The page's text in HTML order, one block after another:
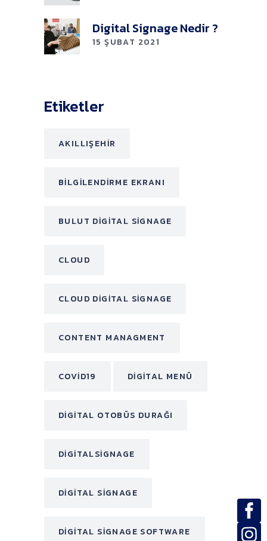
Digital Signage Nedir ?
15 ŞUBAT 2021
Etiketler
AKILLIŞEHIR
BILGILENDIRME EKRANI
BULUT DIGITAL SIGNAGE
CLOUD
CLOUD DIGITAL SIGNAGE
CONTENT MANAGMENT
COVID19 DIGITAL MENÜ
DIGITAL OTOBÜS DURAĞI
DIGITALSIGNAGE
DIGITAL SIGNAGE
DIGITAL SIGNAGE SOFTWARE